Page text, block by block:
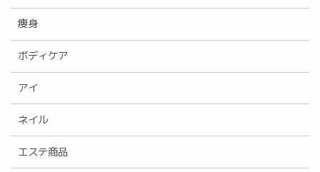
痩身
ボディケア
アイ
ネイル
エステ商品